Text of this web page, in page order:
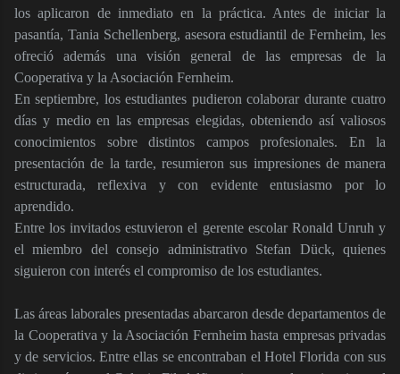
los aplicaron de inmediato en la práctica. Antes de iniciar la
pasantía, Tania Schellenberg, asesora estudiantil de Fernheim, les
ofreció además una visión general de las empresas de la
Cooperativa y la Asociación Fernheim.
En septiembre, los estudiantes pudieron colaborar durante cuatro
días y medio en las empresas elegidas, obteniendo así valiosos
conocimientos sobre distintos campos profesionales. En la
presentación de la tarde, resumieron sus impresiones de manera
estructurada, reflexiva y con evidente entusiasmo por lo
aprendido.
Entre los invitados estuvieron el gerente escolar Ronald Unruh y
el miembro del consejo administrativo Stefan Dück, quienes
siguieron con interés el compromiso de los estudiantes.
Las áreas laborales presentadas abarcaron desde departamentos de
la Cooperativa y la Asociación Fernheim hasta empresas privadas
y de servicios. Entre ellas se encontraban el Hotel Florida con sus